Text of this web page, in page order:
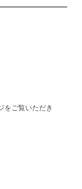
をご覧いただき